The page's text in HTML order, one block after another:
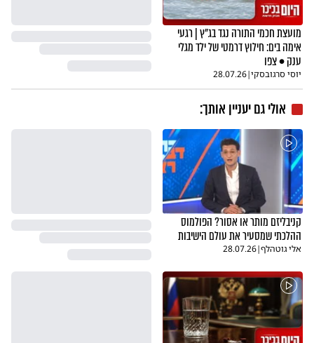
מועצת חכמי התורה נגד בג"ץ | רגעי
אימה בים: חילוץ דרמטי של ילד מגלי
ענק • צפו
יוסי סרגובסקי|
28.07.26
אולי גם יעניין אותך:
קניבליזם מותר או אסור? הפולמוס
ההלכתי שמסעיר את עולם הישיבות
אלי גוטהלף|
28.07.26